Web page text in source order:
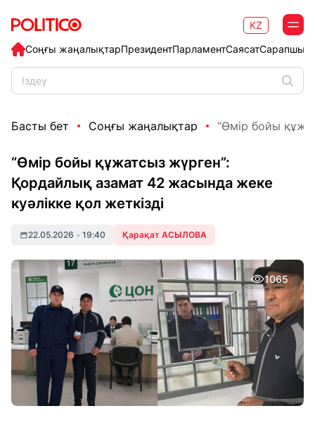
Соңғы жаңалықтарПрезидентПарламентСаясат
KZ
Басты бет Соңғы жаңалықтар “Өмір бойы
“Өмір бойы құжатсыз жүрген”:
Қордайлық азамат 42 жасында жеке
куәлікке қол жеткізді
22.05.2026 • 19:40 Қарақат АСЫЛОВА
1065